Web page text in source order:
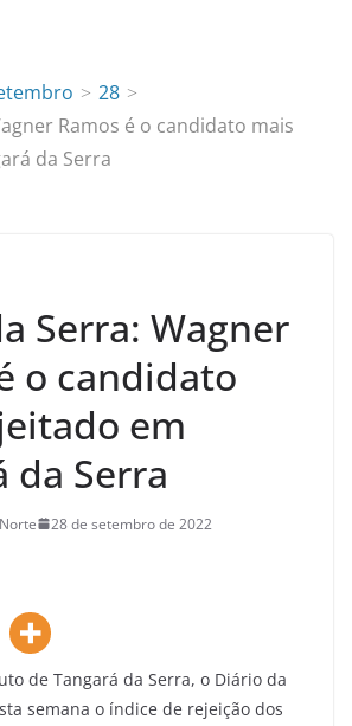
28
Ramos é o candidato mais
da Serra
Serra: Wagner
o candidato
em
da Serra
28 de setembro de 2022
de Tangará da Serra, o Diário da
semana o índice de rejeição dos